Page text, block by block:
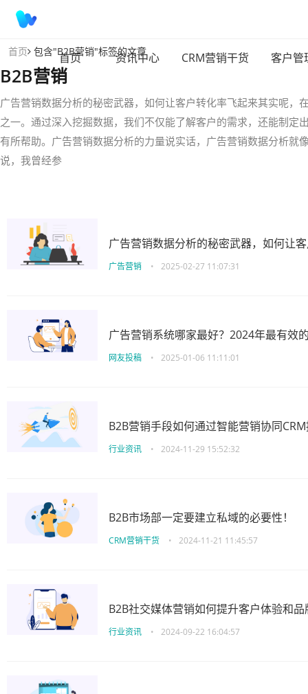
首页 资讯中心 CRM营销干货 客户管
首页 包含"B2B营销"标签的文章
B2B营销
广告营销数据分析的秘密武器，如何让客户转化率飞起来其实呢
之一。通过深入挖掘数据，我们不仅能了解客户的需求，还能制
有所帮助。广告营销数据分析的力量说实话，广告营销数据分析
说，我曾经参
广告营销数据分析的秘密武器，如何让
广告营销 • 2025-02-27 11:07:31
广告营销系统哪家最好？2024年最有效
网友投稿 • 2025-01-06 11:11:01
B2B营销手段如何通过智能营销协同
行业资讯 • 2024-11-29 15:52:32
B2B市场部一定要建立私域的必要性！
CRM营销干货 • 2024-11-21 11:45:57
B2B社交媒体营销如何提升客户体验和
行业资讯 • 2024-09-22 16:04:57